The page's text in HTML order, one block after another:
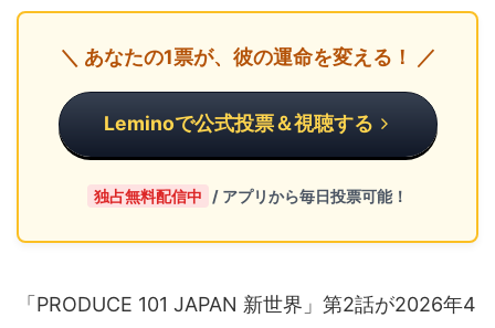
＼ あなたの1票が、彼の運命を変える！ ／
Leminoで公式投票＆視聴する
独占無料配信中 / アプリから毎日投票可能！
「PRODUCE 101 JAPAN 新世界」第2話が2026年4